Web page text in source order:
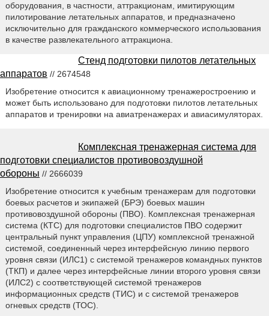
оборудования, в частности, аттракционам, имитирующим
пилотирование летательных аппаратов, и предназначено
исключительно для гражданского коммерческого использования
в качестве развлекательного аттракциона.
Стенд подготовки пилотов летательных
аппаратов // 2674548
Изобретение относится к авиационному тренажеростроению и
может быть использовано для подготовки пилотов летательных
аппаратов и тренировки на авиатренажерах и авиасимуляторах.
Комплексная тренажерная система для
подготовки специалистов противовоздушной
обороны // 2666039
Изобретение относится к учебным тренажерам для подготовки
боевых расчетов и экипажей (БРЭ) боевых машин
противовоздушной обороны (ПВО). Комплексная тренажерная
система (КТС) для подготовки специалистов ПВО содержит
центральный пункт управления (ЦПУ) комплексной тренажной
системой, соединенный через интерфейсную линию первого
уровня связи (ИЛС1) с системой тренажеров командных пунктов
(ТКП) и далее через интерфейсные линии второго уровня связи
(ИЛС2) с соответствующей системой тренажеров
информационных средств (ТИС) и с системой тренажеров
огневых средств (ТОС).